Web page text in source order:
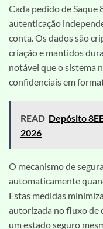
Cada pedido de Saque
autenticação
conta. Os dados são
criação e mantidos
notável que o sistema
confidenciais em
READ Depósito
2026
O mecanismo de
automaticamente
Estas medidas
autorizada no fluxo de
um estado seguro